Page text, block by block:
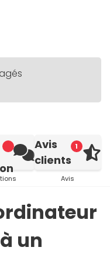
1
Avis
clients
Avis
un